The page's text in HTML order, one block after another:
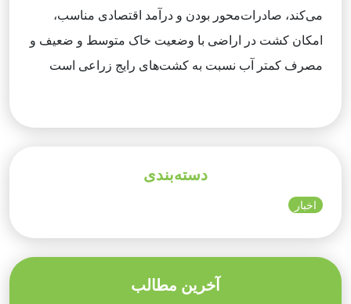
می‌کند، صادرات‌محور بودن و درآمد اقتصادی مناسب،
امکان کشت در اراضی با وضعیت خاک متوسط و ضعیف و
مصرف کمتر آب نسبت به کشت‌های رایج زراعی است
دسته‌بندی
اخبار
آخرین مطالب